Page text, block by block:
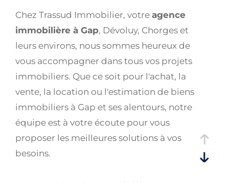
Chez Trassud Immobilier, votre agence
immobilière à Gap, Dévoluy, Chorges et
leurs environs, nous sommes heureux de
vous accompagner dans tous vos projets
immobiliers. Que ce soit pour l'achat, la
vente, la location ou l'estimation de biens
immobiliers à Gap et ses alentours, notre
équipe est à votre écoute pour vous
proposer les meilleures solutions à vos
besoins.